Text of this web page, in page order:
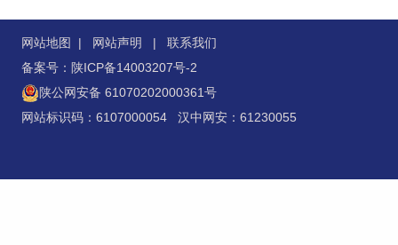
网站地图 | 网站声明 | 联系我们
备案号：陕ICP备14003207号-2
陕公网安备 61070202000361号
网站标识码：6107000054 汉中网安：61230055